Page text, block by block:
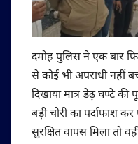
दमोह पुलिस ने एक बार
से कोई भी अपराधी नहीं
दिखाया मात्र डेढ़ घण्टे की
बड़ी चोरी का पर्दाफाश
सुरक्षित वापस मिला तो